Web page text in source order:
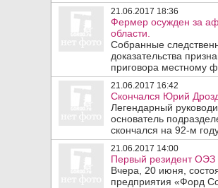
21.06.2017 18:36
Фермер осужден за
области.
Собранные
доказательства
приговора местному
21.06.2017 16:42
Скончался Юрий
Легендарный
основатель
скончался на 92-м
21.06.2017 14:00
Первый резидент ОЭЗ
Вчера, 20 июня,
предприятия «Форд